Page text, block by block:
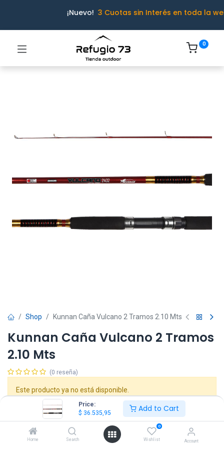
Price:
$ 36.535,95 Add to Cart
Home Search
0
Wishlist Account
¡Nuevo! 3 Cuotas sin Interés en toda la
0
Shop Kunnan Caña Vulcano 2 Tramos 2.10 Mts
Kunnan Caña Vulcano 2 Tramos
2.10 Mts
(0 reseña)
Este producto ya no está disponible.
Formas de Pago y Envíos